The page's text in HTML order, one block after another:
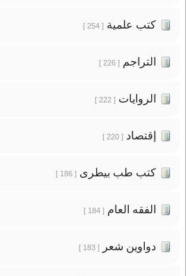
كتب علمية[ 254 ]
التراجم[ 226 ]
الروايات[ 222 ]
إقتصاد[ 220 ]
كتب طب بيطرى[ 186 ]
الفقه العام[ 184 ]
دواوين شعر[ 183 ]